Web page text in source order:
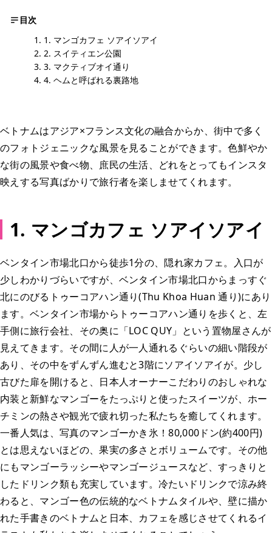
目次
1. マンゴカフェ ソアイソアイ
2. スイティエン公園
3. マクティブオイ通り
4. ヘムと呼ばれる裏路地
ベトナムはアジア×フランス文化の融合からか、街中で多く
のフォトジェニックな風景を見ることができます。色鮮やか
な街の風景や食べ物、庶民の生活、どれをとってもインスタ
映えする写真ばかりで旅行者を楽しませてくれます。
1. マンゴカフェ ソアイソアイ
ベンタイン市場北口から徒歩1分の、隠れ家カフェ。入口が
少しわかりづらいですが、ベンタイン市場北口からまっすぐ
北にのびるトゥーコアハン通り(Thu Khoa Huan 通り)にあり
ます。ベンタイン市場からトゥーコアハン通りを歩くと、左
手側に旅行会社、その奥に「LOC QUY」という置物屋さんが
見えてきます。その間に人が一人通れるぐらいの細い階段が
あり、その中をずんずん進むと3階にソアイソアイが。少し
古びた扉を開けると、日本人オーナーこだわりのおしゃれな
内装と新鮮なマンゴーをたっぷりと使ったスイーツが、ホー
チミンの熱さや観光で疲れ切った私たちを癒してくれます。
一番人気は、写真のマンゴーかき氷！80,000ドン(約400円)
とは思えないほどの、果実の多さとボリュームです。その他
にもマンゴーラッシーやマンゴージュースなど、すっきりと
したドリンク類も充実しています。冷たいドリンクで涼み終
わると、マンゴー色の伝統的なベトナムタイルや、壁に描か
れた手書きのベトナムと日本、カフェを感じさせてくれるイ